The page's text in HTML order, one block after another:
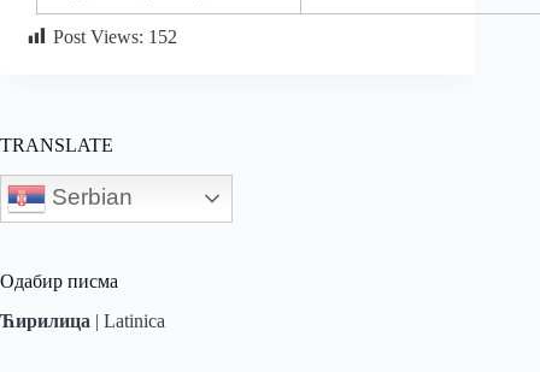
Post Views: 152
TRANSLATE
Serbian
Одабир писма
Ћирилица | Latinica